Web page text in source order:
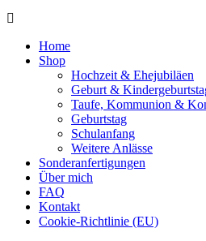
Home
Shop
Hochzeit & Ehejubiläen
Geburt &
Taufe, Kommunion &
Geburtstag
Schulanfang
Weitere Anlässe
Sonderanfertigungen
Über mich
FAQ
Kontakt
Cookie-Richtlinie (EU)